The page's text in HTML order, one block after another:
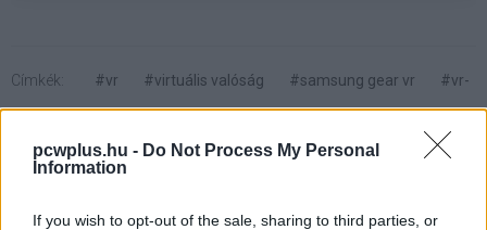
pcwplus.hu - Do Not Process My Personal
Information
If you wish to opt-out of the sale, sharing to third parties, or
Címkék: #vr #virtuális valóság #samsung gear vr
#vr-
headset
#hadsereg